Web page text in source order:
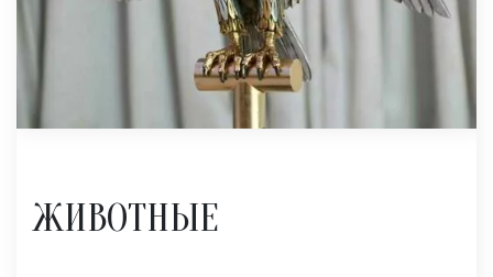
ЖИВОТНЫЕ